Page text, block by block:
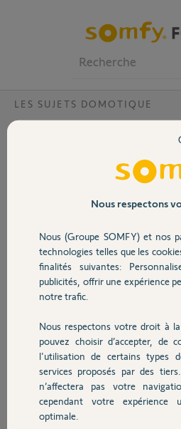
Volet
Sécurité
Domotique
Chauffage
Autres produits
LES SUJETS DOMOTIQUE
je vaudrais active mon swtich tahoma,
message d'erreur s'affiche
est-ce que puex-je faire?
Daniela M.
Participer au fil
Réponses
Bonjour
Ou avez vous achetée votre Switch ?
Ca ressemble beaucoup a une Switch
Nous respectons
Nous (Groupe SOMFY) et nos
technologies telles que les
finalités suivantes:
publicités, offrir une expérience
notre trafic.
Nous respectons votre droit à
pouvez choisir d’accepter, de
l'utilisation de certains types
services proposés par des
n’affectera pas votre
cependant votre expérience
optimale.